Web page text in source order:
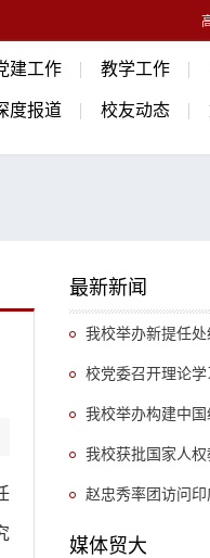
建工作 教学工作
度报道 校友动态
最新新闻
我校举办新提任
立和践行正确政绩观
校党委召开理论
近平总书记关于推动
要指示精神
我校举办构建中
《中国开放型经济
我校获批国家人权
赵忠秀率团访问
媒体贸大